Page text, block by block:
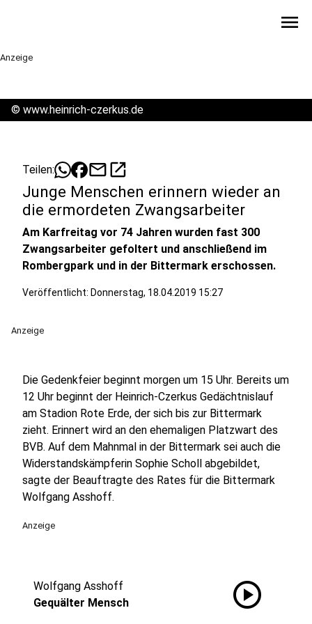
menu
Anzeige
© www.heinrich-czerkus.de
Teilen: mailopen_in_new
Junge Menschen erinnern wieder an
die ermordeten Zwangsarbeiter
Am Karfreitag vor 74 Jahren wurden fast 300
Zwangsarbeiter gefoltert und anschließend im
Rombergpark und in der Bittermark erschossen.
Veröffentlicht: Donnerstag, 18.04.2019 15:27
Anzeige
Die Gedenkfeier beginnt morgen um 15 Uhr. Bereits um
12 Uhr beginnt der Heinrich-Czerkus Gedächtnislauf
am Stadion Rote Erde, der sich bis zur Bittermark
zieht. Erinnert wird an den ehemaligen Platzwart des
BVB. Auf dem Mahnmal in der Bittermark sei auch die
Widerstandskämpferin Sophie Scholl abgebildet,
sagte der Beauftragte des Rates für die Bittermark
Wolfgang Asshoff.
Anzeige
Wolfgang Asshoff
Gequälter Mensch
play_circle